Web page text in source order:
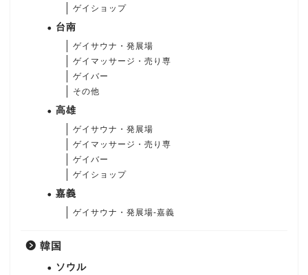
ゲイショップ
台南
ゲイサウナ・発展場
ゲイマッサージ・売り専
ゲイバー
その他
高雄
ゲイサウナ・発展場
ゲイマッサージ・売り専
ゲイバー
ゲイショップ
嘉義
ゲイサウナ・発展場-嘉義
韓国
ソウル